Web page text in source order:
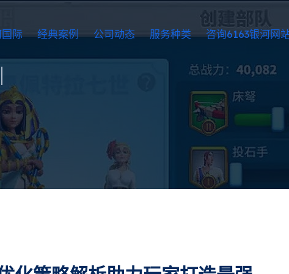
际 经典案例 公司动态 服务种类 咨询6163银河网